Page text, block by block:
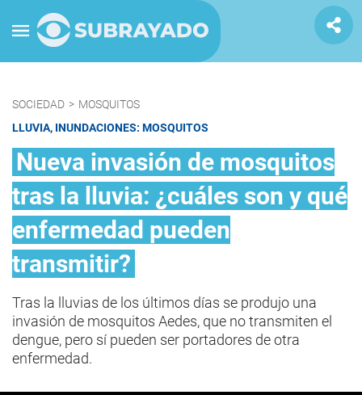
SOCIEDAD > MOSQUITOS
LLUVIA, INUNDACIONES: MOSQUITOS
Nueva invasión de mosquitos
tras la lluvia: ¿cuáles son y qué
enfermedad pueden
transmitir?
Tras la lluvias de los últimos días se produjo una
invasión de mosquitos Aedes, que no transmiten el
dengue, pero sí pueden ser portadores de otra
enfermedad.